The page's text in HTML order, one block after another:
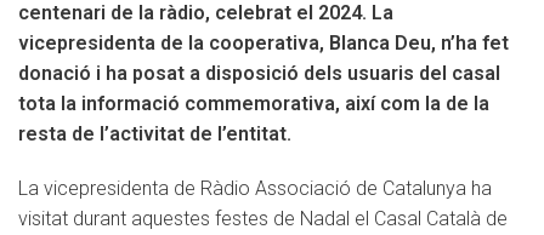
centenari de la ràdio, celebrat el 2024. La
vicepresidenta de la cooperativa, Blanca Deu, n’ha fet
donació i ha posat a disposició dels usuaris del casal
tota la informació commemorativa, així com la de la
resta de l’activitat de l’entitat.
La vicepresidenta de Ràdio Associació de Catalunya ha
visitat durant aquestes festes de Nadal el Casal Català de